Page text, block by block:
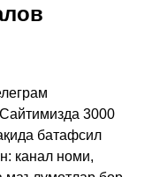
Сайтимизда 3000
батафсил
канал номи,